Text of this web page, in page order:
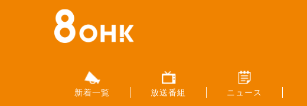
新着一覧 放送番組 ニュース